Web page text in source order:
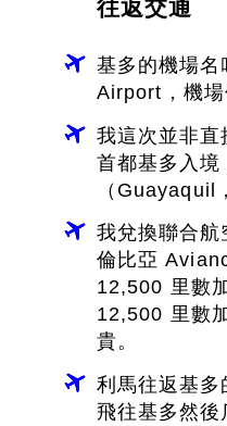
往返交通
基多的機場
Airport，機場
我這次並非
首都基多入境
（Guayaquil
我兌換聯合
倫比亞
12,500 里數
12,500 里數
貴。
利馬往返基
飛往基多然後